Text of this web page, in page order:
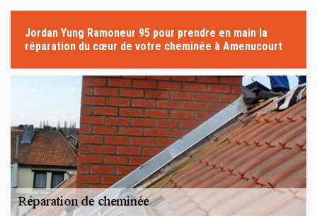
Jordan Yung Ramoneur 95 pour prendre en main la
réparation du cœur de votre cheminée à Amenucourt